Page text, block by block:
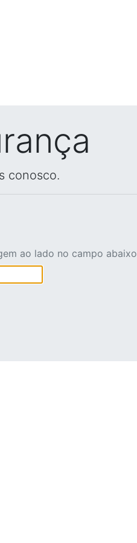
conosco.
ao lado no campo abaixo